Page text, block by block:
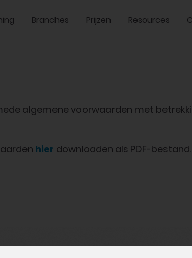
Branches Prijzen Resources
algemene voorwaarden met
hier downloaden als PDF-bestand.